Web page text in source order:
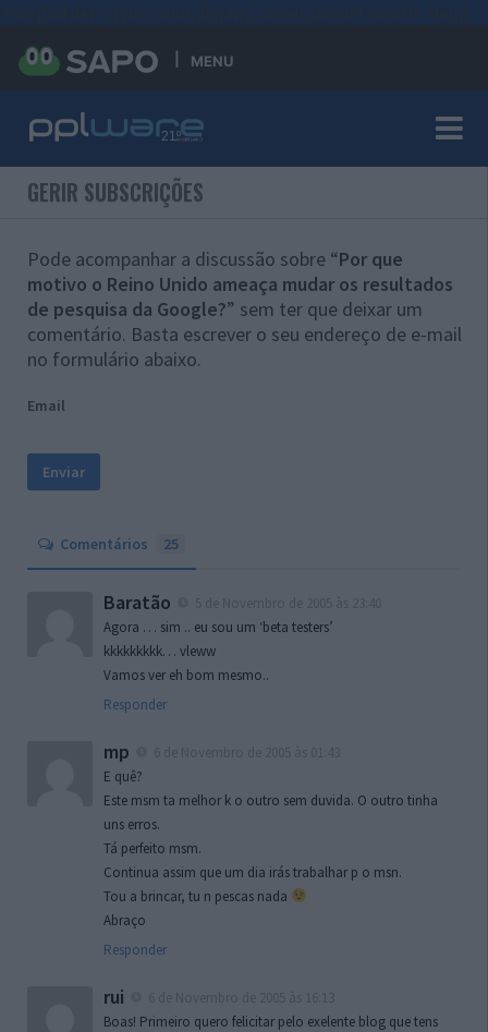
MENU
GERIR SUBSCRIÇÕES
Pode acompanhar a discussão sobre “Por que
motivo o Reino Unido ameaça mudar os resultados
de pesquisa da Google?” sem ter que deixar um
comentário. Basta escrever o seu endereço de e-mail
no formulário abaixo.
Email
Comentários 25
Baratão
Agora … sim .. eu sou um ‘beta testers’
kkkkkkkkk… vleww
Vamos ver eh bom mesmo..
Responder
mp
E quê?
Este msm ta melhor k o outro sem duvida. O outro tinha
uns erros.
Tá perfeito msm.
Continua assim que um dia irás trabalhar p o msn.
Tou a brincar, tu n pescas nada
Abraço
Responder
rui
Boas! Primeiro quero felicitar pelo exelente blog que tens